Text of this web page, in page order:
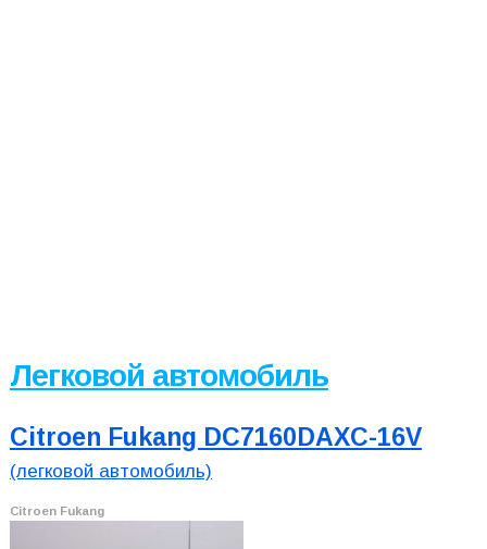
Легковой автомобиль
Citroen Fukang DC7160DAXC-16V
(легковой автомобиль)
Citroen Fukang